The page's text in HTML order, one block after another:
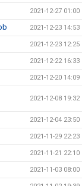
2021-12-27 01:00
2021-12-23 14:53
2021-12-23 12:25
2021-12-22 16:33
2021-12-20 14:09
2021-12-08 19:32
2021-12-04 23:50
2021-11-29 22:23
2021-11-21 22:10
2021-11-03 08:00